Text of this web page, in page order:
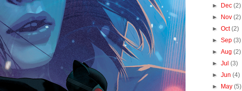
►
Dec(2)
►
Nov(2)
►Oct(2)
►Sep(3)
►Aug(2)
►Jul(3)
►Jun(4)
►
May(5)